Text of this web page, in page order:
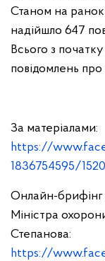
Станом на
надійшло 647
Всього з
повідомлень
За матеріалами:
https://
1836754595/
Онлайн-
Міністра
Степанова:
https://